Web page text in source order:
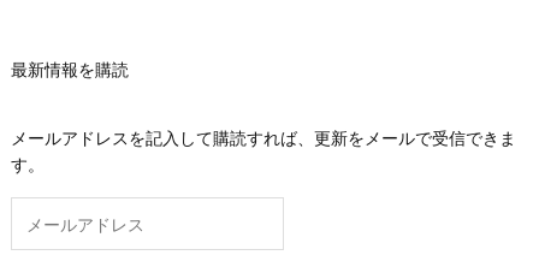
最新情報を購読
メールアドレスを記入して購読すれば、更新をメールで受信できま
す。